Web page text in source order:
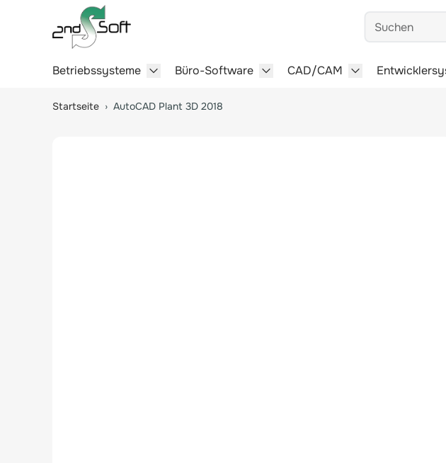
Betriebssysteme
Büro-Software
CAD/CAM
Startseite › AutoCAD Plant 3D 2018